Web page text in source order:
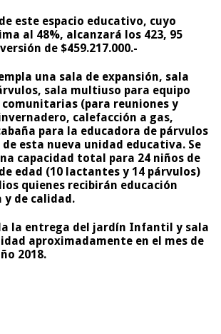
este espacio educativo, cuyo
al 48%, alcanzará los 423, 95
de $459.217.000.-
una sala de expansión, sala
sala multiuso para equipo
(para reuniones y
calefacción a gas,
para la educadora de párvulos
esta nueva unidad educativa. Se
capacidad total para 24 niños de
edad (10 lactantes y 14 párvulos)
quienes recibirán educación
de calidad.
la entrega del jardín Infantil y sala
aproximadamente en el mes de
2018.